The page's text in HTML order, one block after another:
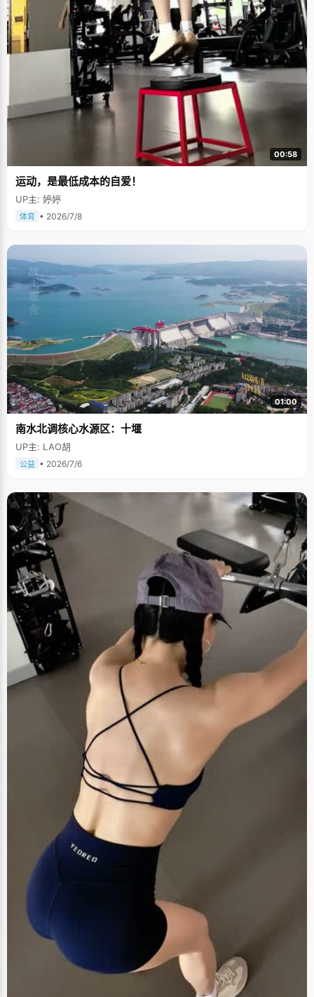
00:58
运动，是最低成本的自爱！
UP主: 婷婷
体育 • 2026/7/8
01:00
南水北调核心水源区：十堰
UP主: LAO胡
公益 • 2026/7/6